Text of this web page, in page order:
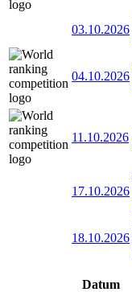
03.10.2026
04.10.2026
11.10.2026
17.10.2026
18.10.2026
Datum